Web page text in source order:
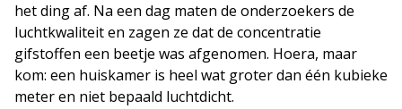
het ding af. Na een dag maten de onderzoekers de
luchtkwaliteit en zagen ze dat de concentratie
gifstoffen een beetje was afgenomen. Hoera, maar
kom: een huiskamer is heel wat groter dan één kubieke
meter en niet bepaald luchtdicht.